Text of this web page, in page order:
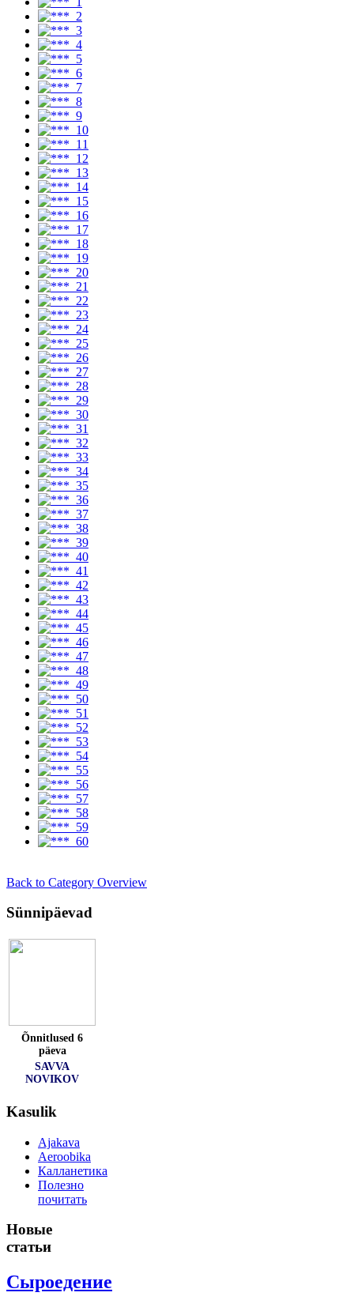
Back to Category Overview
Sünnipäevad
Õnnitlused 6
päeva
SAVVA
NOVIKOV
Kasulik
Ajakava
Aeroobika
Калланетика
Полезно
почитать
Новые
статьи
Сыроедение